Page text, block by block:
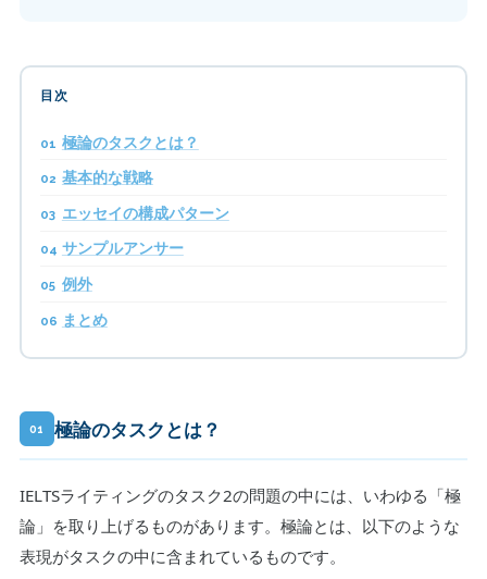
目次
極論のタスクとは？
基本的な戦略
エッセイの構成パターン
サンプルアンサー
例外
まとめ
01 極論のタスクとは？
IELTSライティングのタスク2の問題の中には、いわゆる「極
論」を取り上げるものがあります。極論とは、以下のような
表現がタスクの中に含まれているものです。